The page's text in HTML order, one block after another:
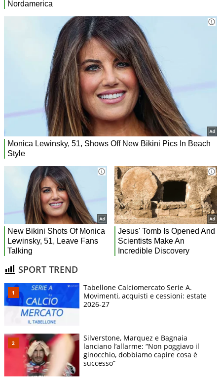
SPORT TREND
Tabellone Calciomercato Serie A.
Movimenti, acquisti e cessioni: estate
2026-27
Silverstone, Marquez e Bagnaia
lanciano l’allarme: “Non poggiavo il
ginocchio, dobbiamo capire cosa è
successo”